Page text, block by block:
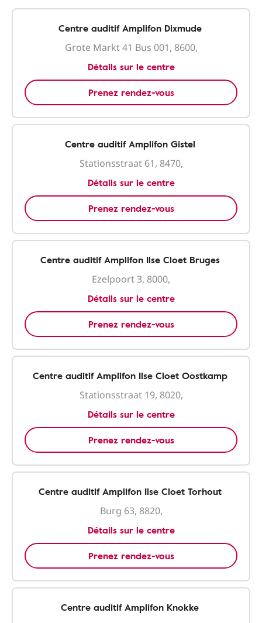
Centre auditif Amplifon Dixmude
Grote Markt 41 Bus 001, 8600,
Détails sur le centre
Prenez rendez-vous
Centre auditif Amplifon Gistel
Stationsstraat 61, 8470,
Détails sur le centre
Prenez rendez-vous
Centre auditif Amplifon Ilse Cloet Bruges
Ezelpoort 3, 8000,
Détails sur le centre
Prenez rendez-vous
Centre auditif Amplifon Ilse Cloet Oostkamp
Stationsstraat 19, 8020,
Détails sur le centre
Prenez rendez-vous
Centre auditif Amplifon Ilse Cloet Torhout
Burg 63, 8820,
Détails sur le centre
Prenez rendez-vous
Centre auditif Amplifon Knokke